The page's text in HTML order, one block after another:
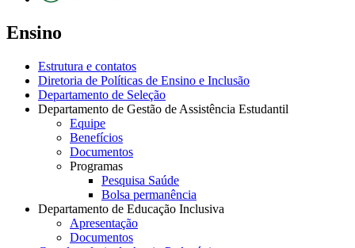
Ensino
Estrutura e contatos
Diretoria de Políticas de Ensino e Inclusão
Departamento de Seleção
Departamento de Gestão de Assistência Estudantil
Equipe
Benefícios
Documentos
Programas
Pesquisa Saúde
Bolsa permanência
Departamento de Educação Inclusiva
Apresentação
Documentos